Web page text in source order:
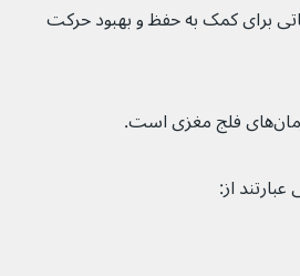
برای کمک به حفظ و بهبود حرکت
از: